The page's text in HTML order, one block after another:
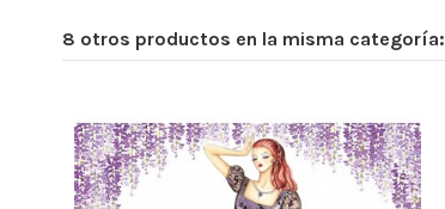
8 otros productos en la misma categoría: